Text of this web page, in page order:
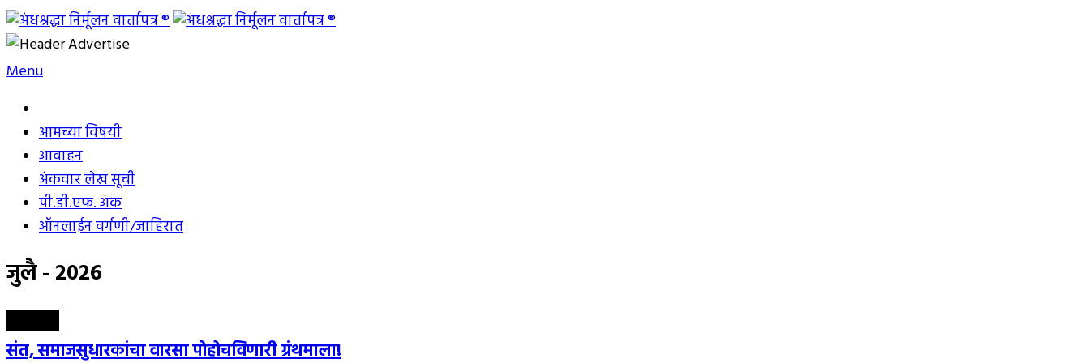
Skip
to
content
अंधश्रद्धा निर्मूलन वार्तापत्र ®
महाराष्ट्र अंधश्रद्धा निर्मूलन समिती™चे मुखपत्र
Menu
आमच्या विषयी
आवाहन
अंकवार लेख सूची
पी.डी.एफ. अंक
ऑनलाईन वर्गणी/जाहिरात
जुलै - 2026
संत, समाजसुधारकांचा वारसा पोहोचविणारी ग्रंथमाला!